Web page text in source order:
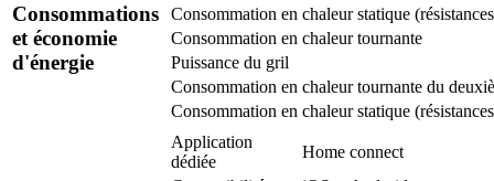
Consommations
et économie
d'énergie
Consommation en chaleur statique
Consommation en chaleur tournante
Puissance du gril
Consommation en chaleur tournante du
Consommation en chaleur statique
Application
dédiée
Home connect